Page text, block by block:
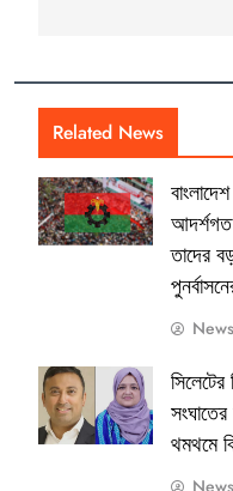
Related News
আদর্শগত
তাদের
থমথমে